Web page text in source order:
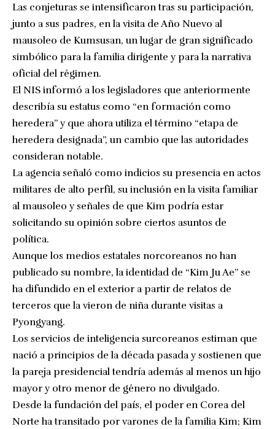
Las conjeturas se intensificaron tras su participación,
junto a sus padres, en la visita de Año Nuevo al
mausoleo de Kumsusan, un lugar de gran significado
simbólico para la familia dirigente y para la narrativa
oficial del régimen.
El NIS informó a los legisladores que anteriormente
describía su estatus como “en formación como
heredera” y que ahora utiliza el término “etapa de
heredera designada”, un cambio que las autoridades
consideran notable.
La agencia señaló como indicios su presencia en actos
militares de alto perfil, su inclusión en la visita familiar
al mausoleo y señales de que Kim podría estar
solicitando su opinión sobre ciertos asuntos de
política.
Aunque los medios estatales norcoreanos no han
publicado su nombre, la identidad de “Kim Ju Ae” se
ha difundido en el exterior a partir de relatos de
terceros que la vieron de niña durante visitas a
Pyongyang.
Los servicios de inteligencia surcoreanos estiman que
nació a principios de la década pasada y sostienen que
la pareja presidencial tendría además al menos un hijo
mayor y otro menor de género no divulgado.
Desde la fundación del país, el poder en Corea del
Norte ha transitado por varones de la familia Kim; Kim